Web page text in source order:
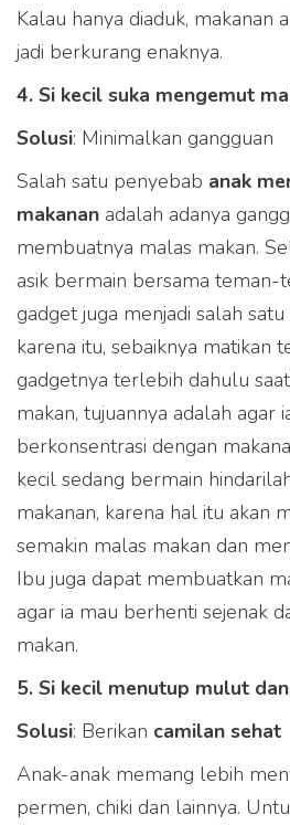
Kalau hanya diaduk, makanan
jadi berkurang enaknya.
4. Si kecil suka mengemut
Solusi: Minimalkan gangguan
Salah satu penyebab anak
makanan adalah adanya
membuatnya malas makan.
asik bermain bersama teman-
gadget juga menjadi salah
karena itu, sebaiknya matikan
gadgetnya terlebih dahulu
makan, tujuannya adalah agar
berkonsentrasi dengan
kecil sedang bermain
makanan, karena hal itu akan
semakin malas makan dan
Ibu juga dapat membuatkan
agar ia mau berhenti sejenak
makan.
5. Si kecil menutup mulut
Solusi: Berikan camilan sehat
Anak-anak memang lebih
permen, chiki dan lainnya.